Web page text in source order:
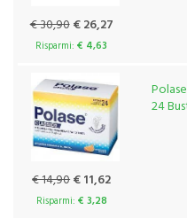
€ 30,90 € 26,27
Risparmi:€ 4,63
24
€ 14,90€ 11,62
Risparmi: € 3,28